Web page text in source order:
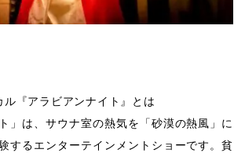
『アラビアンナイト』とは
」は、サウナ室の熱気を「砂漠の熱風」に
するエンターテインメントショーです。貧